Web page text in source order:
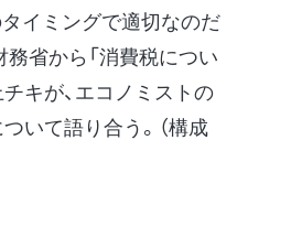
イミングで適切なのだ
省から「消費税につい
キが、エコノミストの
いて語り合う。（構成